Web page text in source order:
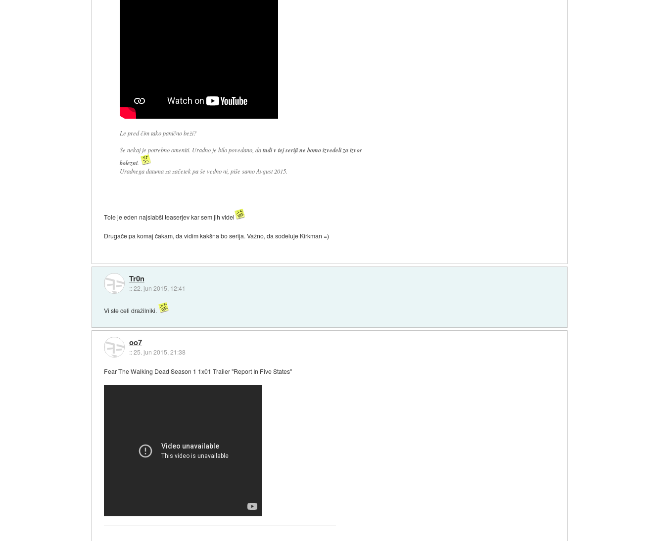
Le pred čim tako panično beži?
Še nekaj je potrebno omeniti. Uradno je bilo povedano, datudi v tej seriji ne bomo izvedeli za izvor
bolezni.
Uradnega datuma za začetek pa še vedno ni, piše samo Avgust 2015.
Tole je eden najslabši teaserjev kar sem jih videl
Drugače pa komaj čakam, da vidim kakšna bo serija. Važno, da sodeluje Kirkman =)
Tr0n
::22. jun 2015, 12:41
Vi ste celi dražilniki.
oo7
::25. jun 2015, 21:38
Fear The Walking Dead Season 1 1x01 Trailer "Report In Five States"